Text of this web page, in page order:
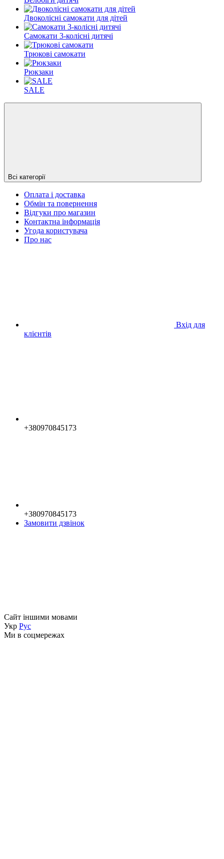
Двоколісні самокати для дітей
Самокати 3-колісні дитячі
Трюкові самокати
Рюкзаки
SALE
Всі категорії
Оплата і доставка
Обмін та повернення
Відгуки про магазин
Контактна інформація
Угода користувача
Про нас
Вхід для
клієнтів
+380970845173
+380970845173
Замовити дзвінок
Сайт іншими мовами
Укр Рус
Ми в соцмережах